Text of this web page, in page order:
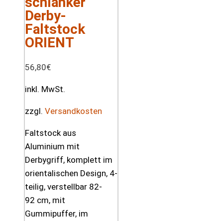
Derby-
Faltstock
ORIENT
56,80€
inkl. MwSt.
zzgl. Versandkosten
Faltstock aus
Aluminium mit
Derbygriff, komplett im
orientalischen Design, 4-
teilig, verstellbar 82-
92 cm, mit
Gummipuffer, im